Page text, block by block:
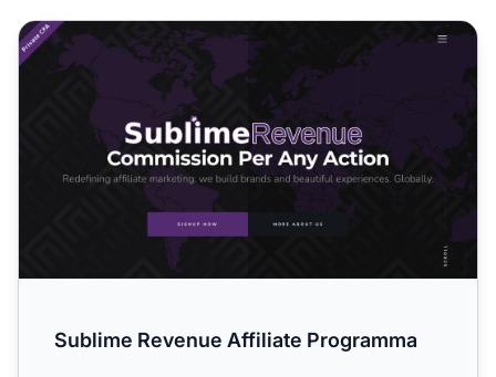
Sublime Revenue Affiliate Programma
Sublime Revenue Affiliate Programma